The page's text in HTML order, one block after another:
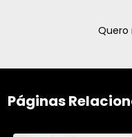
Páginas